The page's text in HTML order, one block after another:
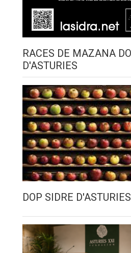
RACES DE MAZANA
D'ASTURIES
DOP SIDRE D'ASTURIES